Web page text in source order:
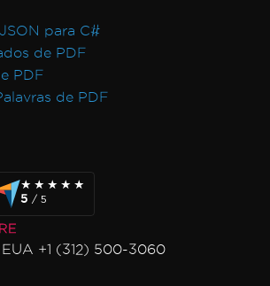
para C#
de PDF
PDF
de PDF
★★★★★
★★★★★
5 / 5
+1 (312) 500-3060